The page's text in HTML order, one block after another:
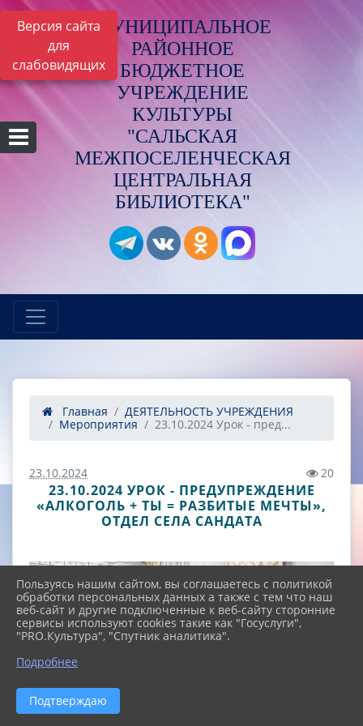
Версия сайта
для
слабовидящих
МУНИЦИПАЛЬНОЕ
РАЙОННОЕ
БЮДЖЕТНОЕ
УЧРЕЖДЕНИЕ
КУЛЬТУРЫ
"САЛЬСКАЯ
МЕЖПОСЕЛЕНЧЕСКАЯ
ЦЕНТРАЛЬНАЯ
БИБЛИОТЕКА"
Главная
ДЕЯТЕЛЬНОСТЬ УЧРЕЖДЕНИЯ
Мероприятия
23.10.2024 Урок - пред...
23.10.2024 20
23.10.2024 УРОК - ПРЕДУПРЕЖДЕНИЕ
«АЛКОГОЛЬ + ТЫ = РАЗБИТЫЕ МЕЧТЫ»,
ОТДЕЛ СЕЛА САНДАТА
Пользуясь нашим сайтом, вы соглашаетесь с политикой
обработки персональных данных а также с тем что наш
веб-сайт и другие подключенные к веб-сайту сторонние
сервисы используют cookies такие как "Госуслуги",
"PRO.Культура", "Спутник аналитика".
Подробнее
Подтверждаю